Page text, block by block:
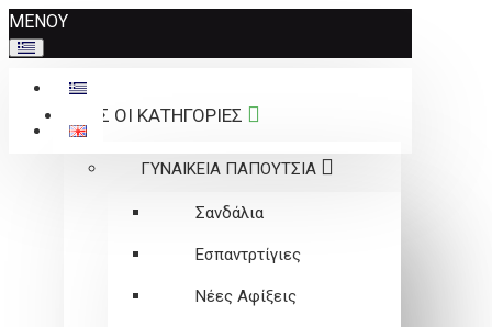
Σημείωση:
Αυτός
ο
ιστότοπος
περιλαμβάνει
ΜΕΝΟΥ
ΟΛΕΣ ΟΙ ΚΑΤΗΓΟΡΙΕΣ
ΓΥΝΑΙΚΕΙΑ ΠΑΠΟΥΤΣΙΑ
Σανδάλια
Εσπαντρτίγιες
Νέες Αφίξεις